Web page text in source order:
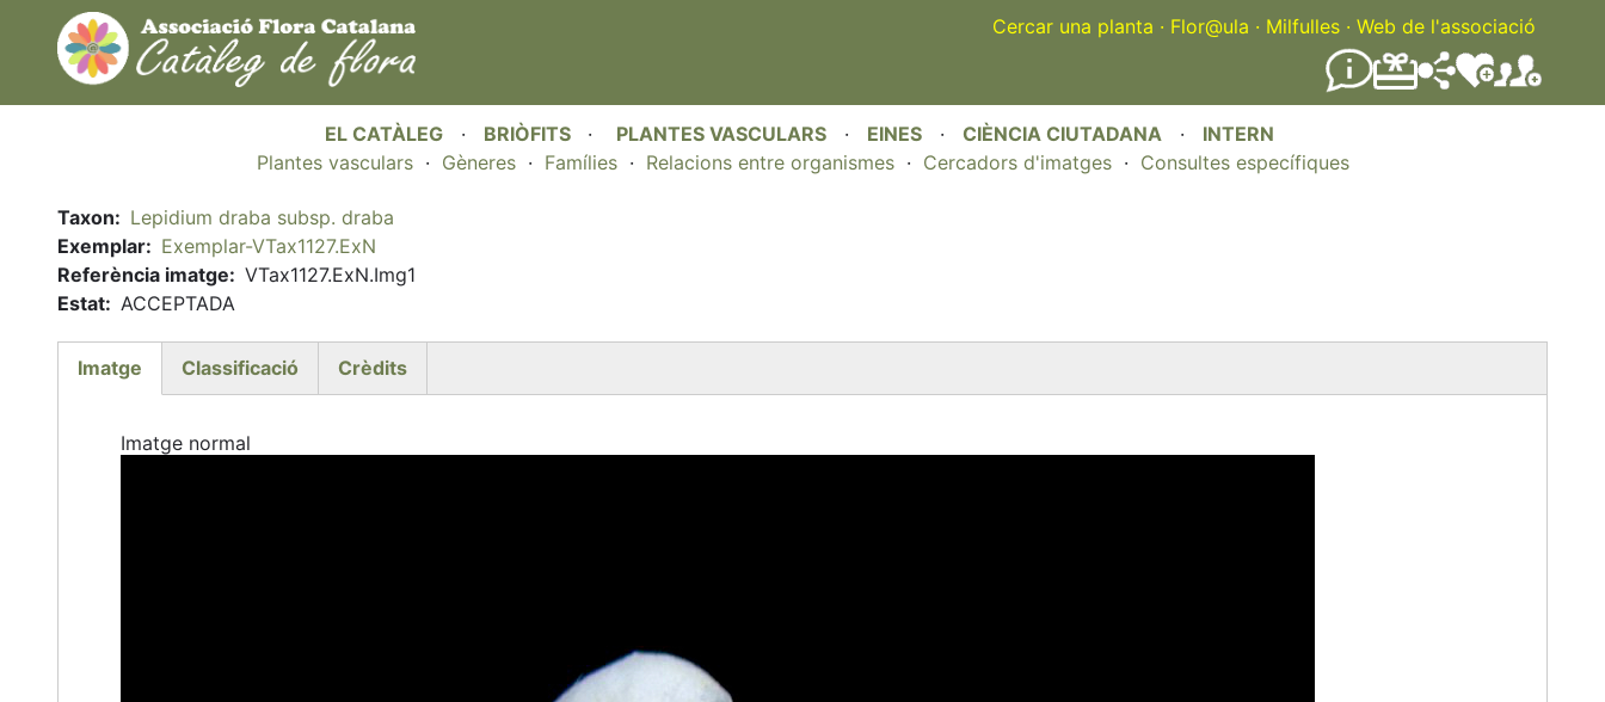
Cercar una planta · Flor@ula · Milfulles · Web de l'associació
EL CATÀLEG · BRIÒFITS · PLANTES VASCULARS · EINES · CIÈNCIA CIUTADANA · INTERN
Plantes vasculars· Gèneres· Famílies· Relacions entre organismes· Cercadors d'imatges· Consultes específiques
Taxon
Lepidium draba subsp. draba
Exemplar
Exemplar-VTax1127.ExN
Referència imatge
VTax1127.ExN.Img1
Estat
ACCEPTADA
Imatge
Classificació Crèdits
Imatge normal